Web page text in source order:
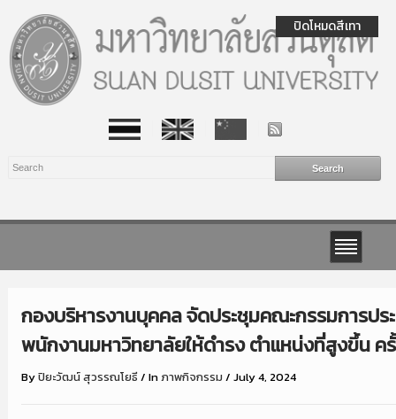
กองบริหารงานบุคคล จัดประชุมคณะกรรมการปร
พนักงานมหาวิทยาลัยให้ดำรง ตำแหน่งที่สูงขึ้น ค
Byปิยะวัฒน์ สุวรรณโยธี/ Inภาพกิจกรรม / July 4, 2024
ปิดโหมดสีเทา